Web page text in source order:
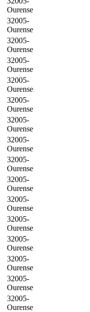
Ourense
32005-
Ourense
32005-
Ourense
32005-
Ourense
32005-
Ourense
32005-
Ourense
32005-
Ourense
32005-
Ourense
32005-
Ourense
32005-
Ourense
32005-
Ourense
32005-
Ourense
32005-
Ourense
32005-
Ourense
32005-
Ourense
32005-
Ourense